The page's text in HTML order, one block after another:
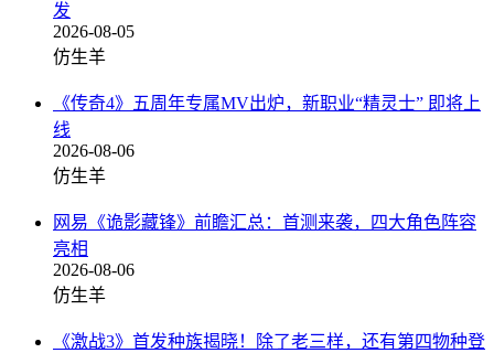
发
2026-08-05
仿生羊
《传奇4》五周年专属MV出炉，新职业“精灵士” 即将上
线
2026-08-06
仿生羊
网易《诡影藏锋》前瞻汇总：首测来袭，四大角色阵容
亮相
2026-08-06
仿生羊
《激战3》首发种族揭晓！除了老三样，还有第四物种登